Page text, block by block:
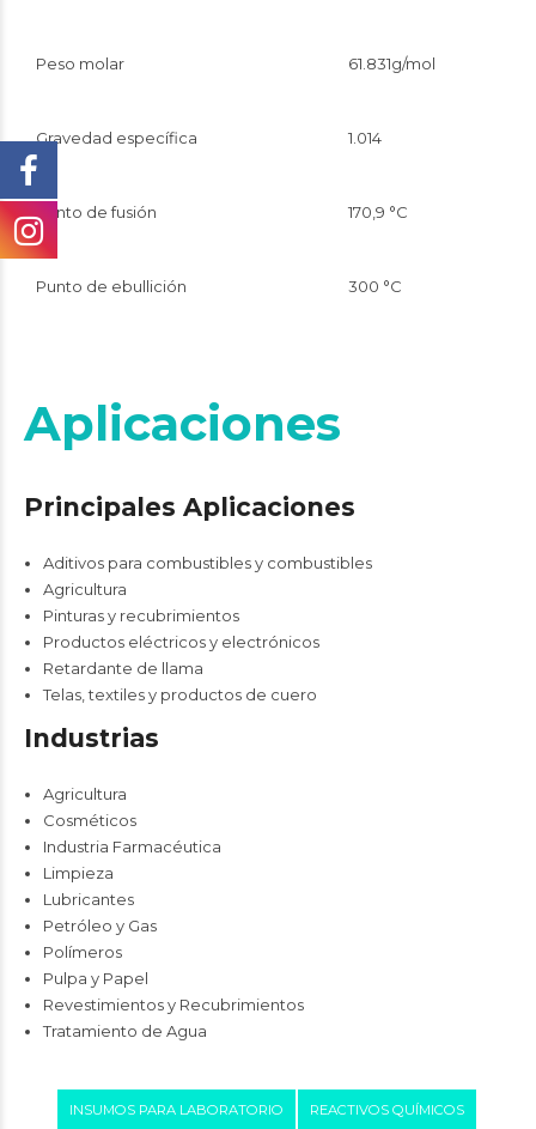
Peso molar 61.831g/mol
Gravedad específica 1.014
Punto de fusión 170,9 °C
Punto de ebullición 300 °C
Aplicaciones
Principales Aplicaciones
Aditivos para combustibles y combustibles
Agricultura
Pinturas y recubrimientos
Productos eléctricos y electrónicos
Retardante de llama
Telas, textiles y productos de cuero
Industrias
Agricultura
Cosméticos
Industria Farmacéutica
Limpieza
Lubricantes
Petróleo y Gas
Polímeros
Pulpa y Papel
Revestimientos y Recubrimientos
Tratamiento de Agua
INSUMOS PARA LABORATORIO REACTIVOS QUÍMICOS